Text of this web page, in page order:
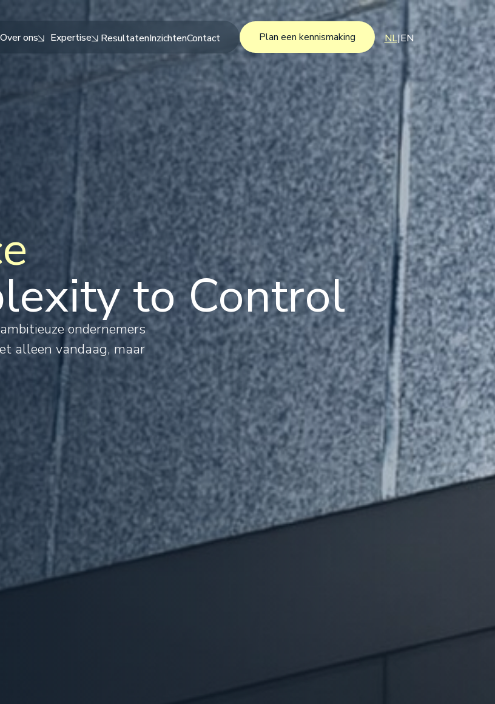
Over ons Expertise ResultatenInzichtenContact
Plan een kennismaking
Plan een kennismaking NL|EN
to Control
ondernemers
alleen vandaag, maar